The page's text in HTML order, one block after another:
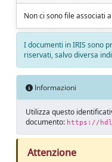
Non ci sono file associati
I documenti in IRIS sono
riservati, salvo diversa
Informazioni
Utilizza questo
documento: https://
Attenzione